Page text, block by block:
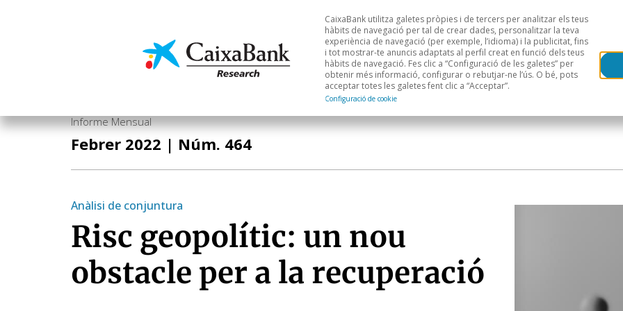
Economia i mercats Anàlisi sectorial Àrees geogràfiques
CaixaBank utilitza galetes pròpies i de tercers per analitzar els teus
hàbits de navegació per tal de crear dades, personalitzar la teva
experiència de navegació (per exemple, l’idioma) i la publicitat, fins
i tot mostrar-te anuncis adaptats al perfil creat en funció dels teus
hàbits de navegació. Fes clic a “Configuració de les galetes” per
obtenir més informació, configurar o rebutjar-ne l’ús. O bé, pots
acceptar totes les galetes fent clic a “Acceptar”.
Configuració de cookie
Informe Mensual
Febrer 2022 | Núm. 464
Anàlisi de conjuntura
Risc geopolític: un nou
obstacle per a la recuperació